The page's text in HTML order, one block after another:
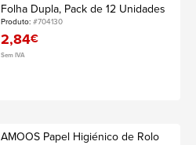
Folha Dupla, Pack de 12 Unidades
Produto:#704130
2,84€
Sem IVA
AMOOS Papel Higiénico de Rolo